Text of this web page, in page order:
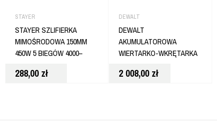
STAYER
STAYER SZLIFIERKA
MIMOŚRODOWA 150MM
450W 5 BIEGÓW 4000–
288,00 zł
DEWALT
DEWALT
AKUMULATOROWA
WIERTARKO-WKRĘTARKA
DCD1007H2T
2 008,00 zł